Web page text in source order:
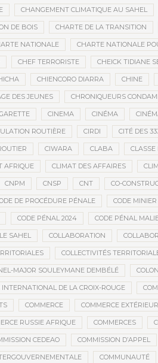
CHANGEMENT CLIMATIQUE AU SAHEL
DE BOIS CHARTE DE LA TRANSITION
NATIONALE CHARTE NATIONALE
CHEF TERRORISTE CHEICK TIDIANE
CHIENCORO DIARRA CHINE
DES JEUNES CHRONIQUEURS
CINEMA CINÉMA
ROUTIÈRE CIRDI CITÉ DES
CIWARA CLABA
AFRIQUE CLIMAT DES AFFAIRES
CNPM CNSP CNT CO-
DE PROCÉDURE PÉNALE CODE MINIER
CODE PÉNAL 2024 CODE PÉNAL
SAHEL COLLABORATION
COLLECTIVITÉS
MAJOR SOULEYMANE DEMBÉLÉ
INTERNATIONAL DE LA CROIX-ROUGE
COMMERCE COMMERCE EXTÉRIEUR
RUSSIE AFRIQUE COMMERCES
CEDEAO COMMISSION D’APPEL
COMMUNAUTÉ